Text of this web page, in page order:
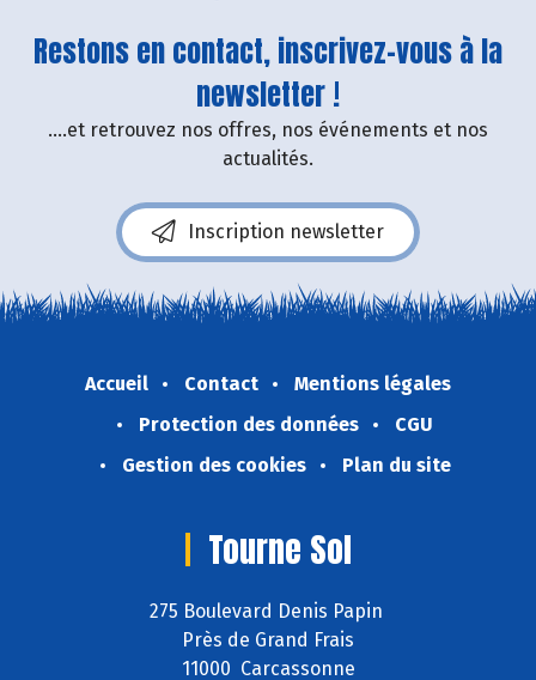
Restons en contact, inscrivez-vous à la
newsletter !
....et retrouvez nos offres, nos événements et nos
actualités.
Inscription newsletter
Accueil Contact
Mentions légales
Protection des données
CGU
Gestion des cookies
Plan du site
Tourne Sol
275 Boulevard Denis Papin
Près de Grand Frais
11000 Carcassonne